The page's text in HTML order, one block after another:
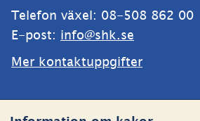
Telefon växel: 08-508 862 00
E-post: info@shk.se
Mer kontaktuppgifter